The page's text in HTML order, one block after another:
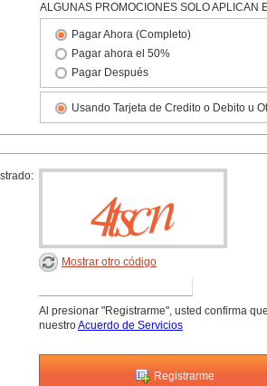
ALGUNAS PROMOCIONES SOLO APLICAN
Pagar Ahora (Completo)
Pagar ahora el 50%
Pagar Después
Usando Tarjeta de Credito o Debito u
Mostrar otro código
Al presionar "Registrarme", usted confirma
nuestroAcuerdo de Servicios
Registrarme